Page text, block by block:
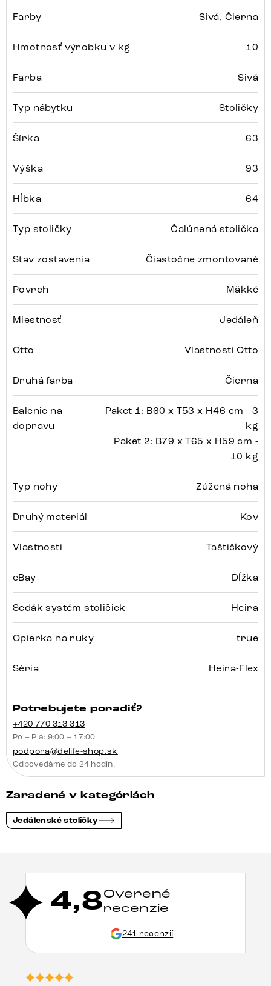
Farby Sivá, Čierna
Hmotnosť výrobku v kg 10
Farba Sivá
Typ nábytku Stoličky
Šírka 63
Výška 93
Hĺbka 64
Typ stoličky Čalúnená stolička
Stav zostavenia Čiastočne zmontované
Povrch Mäkké
Miestnosť Jedáleň
Otto Vlastnosti Otto
Druhá farba Čierna
Balenie na
dopravu
Paket 1: B60 x T53 x H46 cm - 3
kg
Paket 2: B79 x T65 x H59 cm -
10 kg
Typ nohy Zúžená noha
Druhý materiál Kov
Vlastnosti Taštičkový
eBay Dĺžka
Sedák systém stoličiek Heira
Opierka na ruky true
Séria Heira-Flex
Potrebujete poradiť?
+420 770 313 313
Po – Pia: 9:00 – 17:00
podpora@delife-shop.sk
Odpovedáme do 24 hodín.
Zaradené v kategóriách
Jedálenské stoličky
4,8Overené
recenzie
241 recenzií